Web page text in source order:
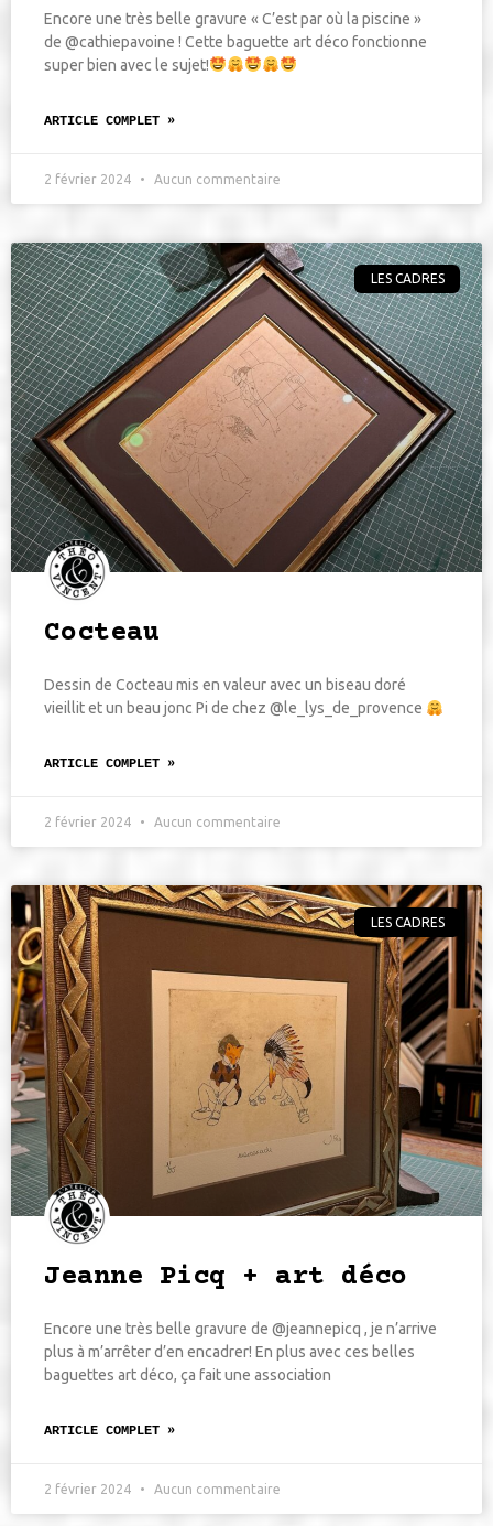
Encore une très belle gravure « C’est par où la piscine »
de @cathiepavoine ! Cette baguette art déco fonctionne
super bien avec le sujet!
ARTICLE COMPLET »
2 février 2024 Aucun commentaire
LES CADRES
Cocteau
Dessin de Cocteau mis en valeur avec un biseau doré
vieillit et un beau jonc Pi de chez @le_lys_de_provence
ARTICLE COMPLET »
2 février 2024 Aucun commentaire
LES CADRES
Jeanne Picq + art déco
Encore une très belle gravure de @jeannepicq , je n’arrive
plus à m’arrêter d’en encadrer! En plus avec ces belles
baguettes art déco, ça fait une association
ARTICLE COMPLET »
2 février 2024 Aucun commentaire